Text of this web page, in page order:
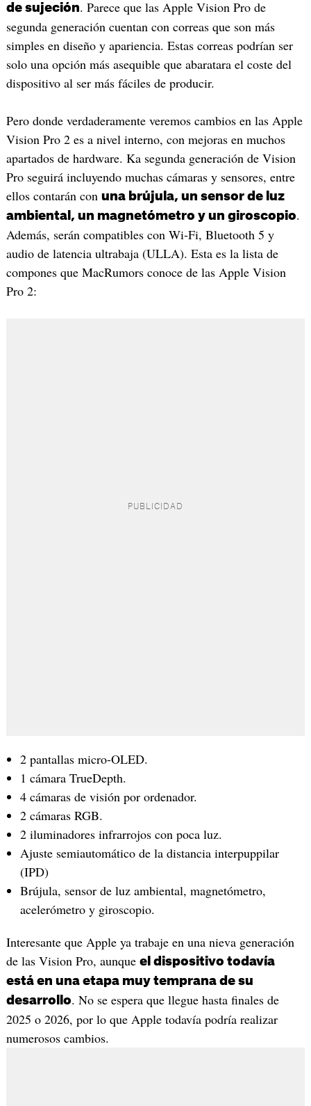
de sujeción. Parece que las Apple Vision Pro de
segunda generación cuentan con correas que son más
simples en diseño y apariencia. Estas correas podrían ser
solo una opción más asequible que abaratara el coste del
dispositivo al ser más fáciles de producir.
Pero donde verdaderamente veremos cambios en las Apple
Vision Pro 2 es a nivel interno, con mejoras en muchos
apartados de hardware. Ka segunda generación de Vision
Pro seguirá incluyendo muchas cámaras y sensores, entre
ellos contarán con una brújula, un sensor de luz
ambiental, un magnetómetro y un giroscopio.
Además, serán compatibles con Wi-Fi, Bluetooth 5 y
audio de latencia ultrabaja (ULLA). Esta es la lista de
compones que MacRumors conoce de las Apple Vision
Pro 2:
2 pantallas micro-OLED.
1 cámara TrueDepth.
4 cámaras de visión por ordenador.
2 cámaras RGB.
2 iluminadores infrarrojos con poca luz.
Ajuste semiautomático de la distancia interpuppilar
(IPD)
Brújula, sensor de luz ambiental, magnetómetro,
acelerómetro y giroscopio.
Interesante que Apple ya trabaje en una nieva generación
de las Vision Pro, aunque el dispositivo todavía
está en una etapa muy temprana de su
desarrollo. No se espera que llegue hasta finales de
2025 o 2026, por lo que Apple todavía podría realizar
numerosos cambios.